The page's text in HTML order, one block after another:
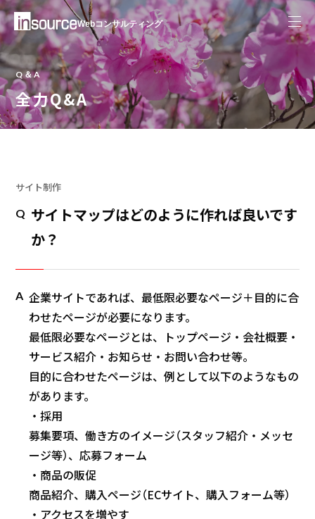
Webコンサルティング
Q＆A
全力Q&A
サイト制作
Q サイトマップはどのように作れば良いです
か？
A 企業サイトであれば、最低限必要なページ＋目的に合
わせたページが必要になります。
最低限必要なページとは、トップページ・会社概要・
サービス紹介・お知らせ・お問い合わせ等。
目的に合わせたページは、例として以下のようなもの
があります。
・採用
募集要項、働き方のイメージ（スタッフ紹介・メッセ
ージ等）、応募フォーム
・商品の販促
商品紹介、購入ページ（ECサイト、購入フォーム等）
・アクセスを増やす